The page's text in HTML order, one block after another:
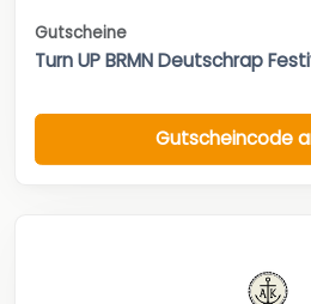
Gutscheine
Turn UP BRMN Deutschrap
Gutscheincode